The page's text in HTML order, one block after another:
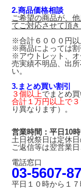
2.商品価格相談
ご希望の商品が、
てご対応させて頂き
※合計６０００円以
※商品によっては割
※アウトレット、オ
売実績不明品、出
い。
3.まとめ買い割引
３個以上でまとめ買
合計１万円以上で
り異なります）。
営業時間：平日10
土日祝祭日は定休
ご返信等は翌営業日
電話窓口
03-5607-
平日１０時から１